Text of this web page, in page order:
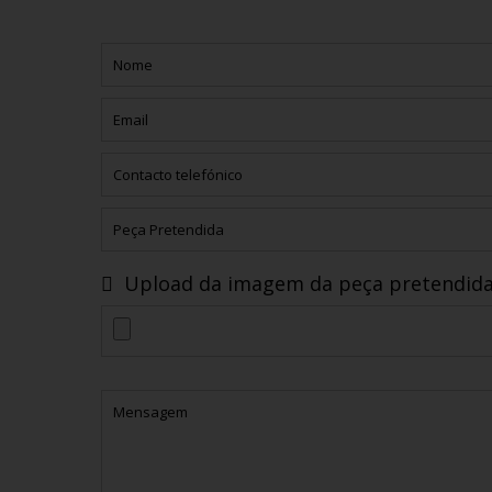
Upload da imagem da peça